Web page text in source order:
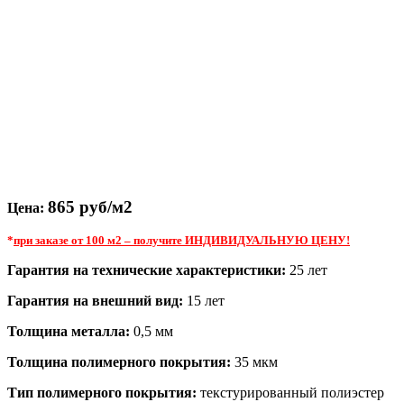
Цена: 865 руб/м2
*при заказе от 100 м2 – получите ИНДИВИДУАЛЬНУЮ ЦЕНУ!
Гарантия на технические характеристики: 25 лет
Гарантия на внешний вид: 15 лет
Толщина металла: 0,5 мм
Толщина полимерного покрытия: 35 мкм
Тип полимерного покрытия: текстурированный полиэстер